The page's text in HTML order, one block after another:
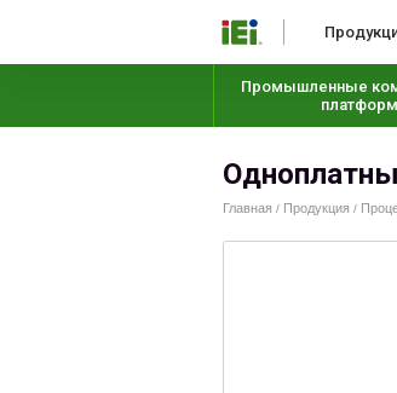
Промышленные
Главная / Продукция /